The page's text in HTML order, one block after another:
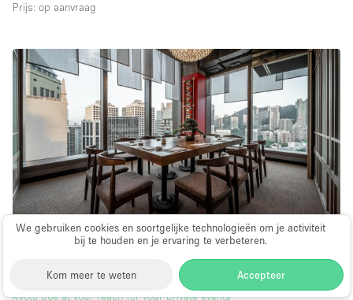
We gebruiken cookies en soortgelijke technologieën om je activiteit
bij te houden en je ervaring te verbeteren.
Kom meer te weten Accepteer
Prijs: op aanvraag
Restaurant / Bar / Café
Kyoto Joe at your reach for your private events